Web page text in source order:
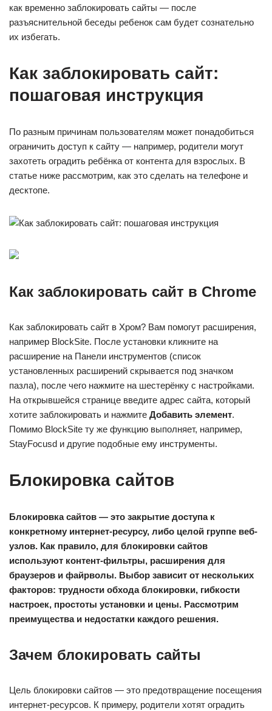
как временно заблокировать сайты — после
разъяснительной беседы ребенок сам будет сознательно
их избегать.
Как заблокировать сайт:
пошаговая инструкция
По разным причинам пользователям может понадобиться
ограничить доступ к сайту — например, родители могут
захотеть оградить ребёнка от контента для взрослых. В
статье ниже рассмотрим, как это сделать на телефоне и
десктопе.
Как заблокировать сайт в Chrome
Как заблокировать сайт в Хром? Вам помогут расширения,
например BlockSite. После установки кликните на
расширение на Панели инструментов (список
установленных расширений скрывается под значком
пазла), после чего нажмите на шестерёнку с настройками.
На открывшейся странице введите адрес сайта, который
хотите заблокировать и нажмите Добавить элемент.
Помимо BlockSite ту же функцию выполняет, например,
StayFocusd и другие подобные ему инструменты.
Блокировка сайтов
Блокировка сайтов — это закрытие доступа к
конкретному интернет-ресурсу, либо целой группе веб-
узлов. Как правило, для блокировки сайтов
используют контент-фильтры, расширения для
браузеров и файрволы. Выбор зависит от нескольких
факторов: трудности обхода блокировки, гибкости
настроек, простоты установки и цены. Рассмотрим
преимущества и недостатки каждого решения.
Зачем блокировать сайты
Цель блокировки сайтов — это предотвращение посещения
интернет-ресурсов. К примеру, родители хотят оградить